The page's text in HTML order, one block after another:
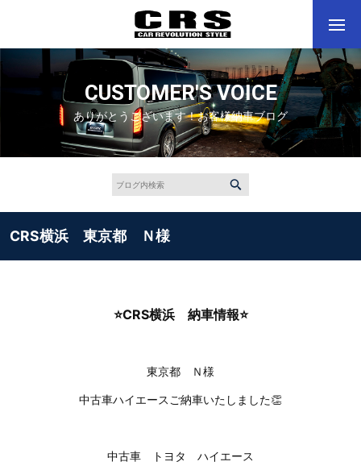
CUSTOMER'S VOICE
ありがとうございます！お客様納車ブログ
CRS横浜 東京都 Ｎ様
⭐CRS横浜 納車情報⭐
東京都 Ｎ様
中古車ハイエースご納車いたしました👏
中古車 トヨタ ハイエース